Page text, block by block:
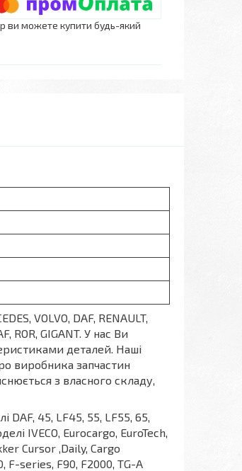
ви можете купити будь-який
VOLVO, DAF, RENAULT,
ROR, GIGANT. У нас Ви
деталей. Наші
виробника запчастин
з власного складу,
45, LF45, 55, LF55, 65,
IVECO, Eurocargo, EuroTech,
Cursor ,Daily, Cargo
F-series, F90, F2000, TG-A